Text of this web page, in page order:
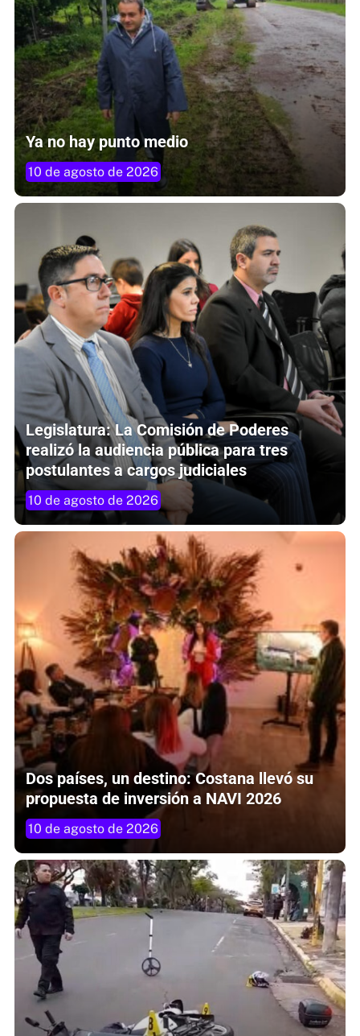
Ya no hay punto medio
10 de agosto de 2026
Legislatura: La Comisión de Poderes
realizó la audiencia pública para tres
postulantes a cargos judiciales
10 de agosto de 2026
Dos países, un destino: Costana llevó su
propuesta de inversión a NAVI 2026
10 de agosto de 2026